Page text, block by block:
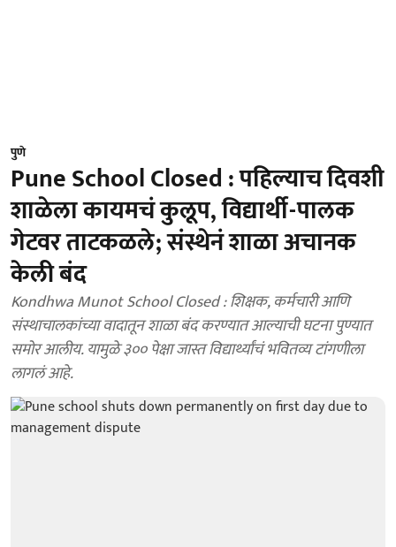
पुणे
Pune School Closed : पहिल्याच दिवशी
शाळेला कायमचं कुलूप, विद्यार्थी-पालक
गेटवर ताटकळले; संस्थेनं शाळा अचानक
केली बंद
Kondhwa Munot School Closed : शिक्षक, कर्मचारी आणि
संस्थाचालकांच्या वादातून शाळा बंद करण्यात आल्याची घटना पुण्यात
समोर आलीय. यामुळे ३०० पेक्षा जास्त विद्यार्थ्यांचं भवितव्य टांगणीला
लागलं आहे.